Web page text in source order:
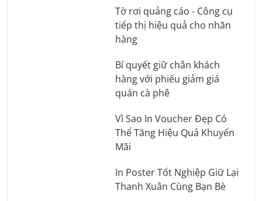
Tờ rơi quảng cáo - Công cụ
tiếp thị hiệu quả cho nhãn
hàng
Bí quyết giữ chân khách
hàng với phiếu giảm giá
quán cà phê
Vì Sao In Voucher Đẹp Có
Thể Tăng Hiệu Quả Khuyến
Mãi
In Poster Tốt Nghiệp Giữ Lại
Thanh Xuân Cùng Bạn Bè